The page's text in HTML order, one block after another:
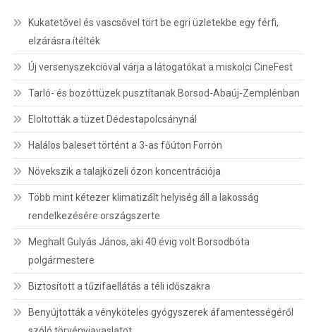
Kukatetővel és vascsővel tört be egri üzletekbe egy férfi,
elzárásra ítélték
Új versenyszekcióval várja a látogatókat a miskolci CineFest
Tarló- és bozóttüzek pusztítanak Borsod-Abaúj-Zemplénban
Eloltották a tüzet Dédestapolcsánynál
Halálos baleset történt a 3-as főúton Forrón
Növekszik a talajközeli ózon koncentrációja
Több mint kétezer klimatizált helyiség áll a lakosság
rendelkezésére országszerte
Meghalt Gulyás János, aki 40 évig volt Borsodbóta
polgármestere
Biztosított a tűzifaellátás a téli időszakra
Benyújtották a vényköteles gyógyszerek áfamentességéről